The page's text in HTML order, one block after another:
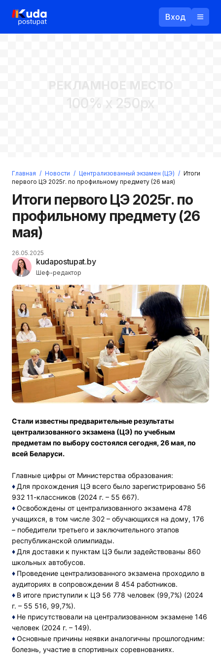
Вход
Войти
Регистрация
Прислать пароль
РЕКЛАМНОЕ МЕСТО
100% x 250px
Главная / Новости / Централизованный экзамен (ЦЭ) / Итоги
первого ЦЭ 2025г. по профильному предмету (26 мая)
Итоги первого ЦЭ 2025г. по
профильному предмету (26
мая)
kudapostupat.by
Шеф-редактор
26.05.2025
️Стали известны предварительные результаты
централизованного экзамена (ЦЭ) по учебным
предметам по выбору состоялся сегодня, 26 мая, по
всей Беларуси.
Главные цифры от Министерства образования:
♦ Для прохождения ЦЭ всего было зарегистрировано 56
932 11-классников (2024 г. – 55 667).
♦Освобождены от централизованного экзамена 478
учащихся, в том числе 302 – обучающихся на дому, 176
– победители третьего и заключительного этапов
республиканской олимпиады.
♦ Для доставки к пунктам ЦЭ были задействованы 860
школьных автобусов.
♦ Проведение централизованного экзамена проходило в
аудиториях в сопровождении 8 454 работников.
♦ В итоге приступили к ЦЭ 56 778 человек (99,7%) (2024
г. – 55 516, 99,7%).
♦ Не присутствовали на централизованном экзамене 146
человек (2024 г. – 149).
♦Основные причины неявки аналогичны прошлогодним:
болезнь, участие в спортивных соревнованиях.